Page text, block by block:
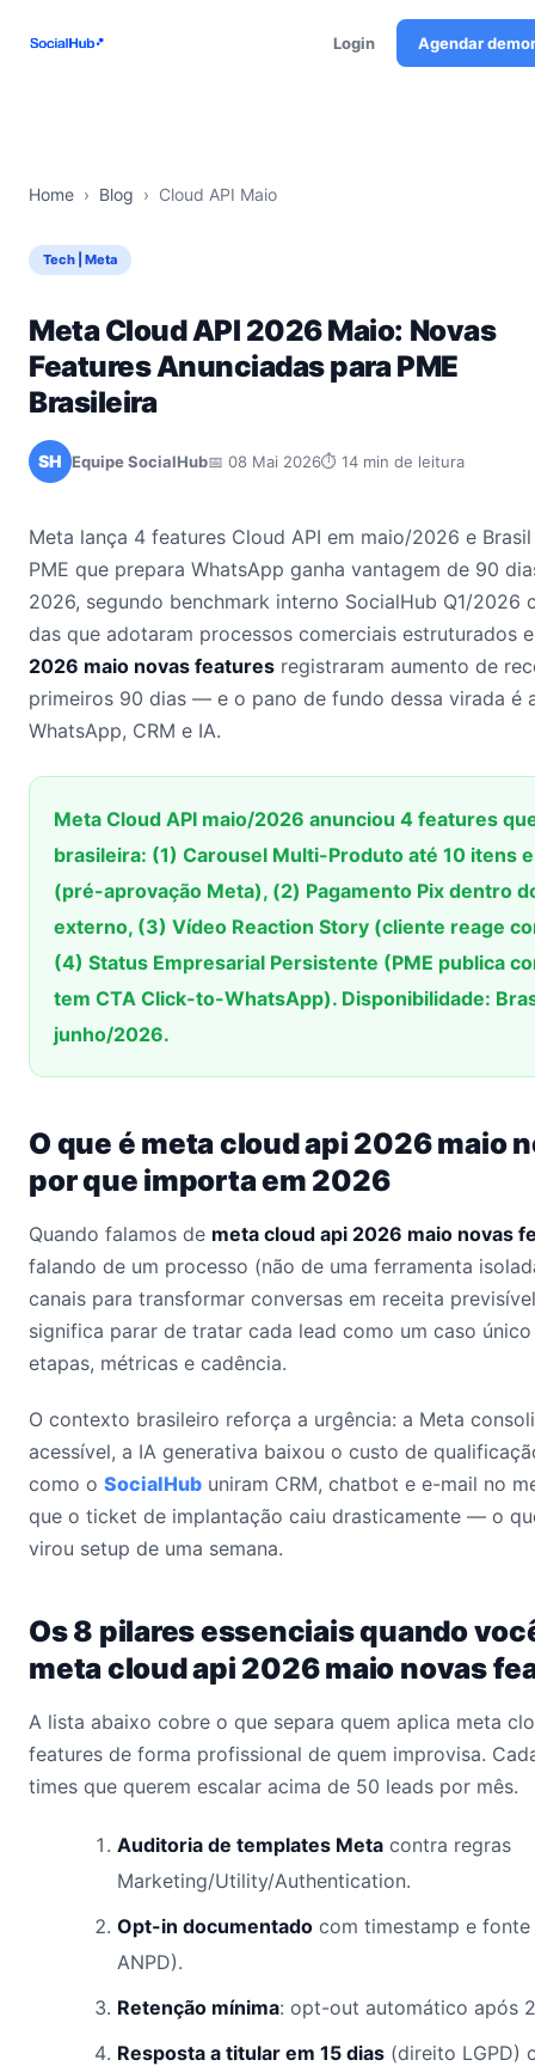
Login Agendar
Home › Blog › Cloud API Maio
Tech | Meta
Meta Cloud API 2026 Maio: Novas
Features Anunciadas para PME
Brasileira
SH Equipe SocialHub📅 08 Mai 2026⏱ 14 min de leitura
Meta lança 4 features Cloud API em maio/2026 e
PME que prepara WhatsApp ganha vantagem de 90
2026, segundo benchmark interno SocialHub Q1/2026
das que adotaram processos comerciais estruturados
2026 maio novas features registraram aumento de
primeiros 90 dias — e o pano de fundo dessa virada é
WhatsApp, CRM e IA.
Meta Cloud API maio/2026 anunciou 4 features
brasileira: (1) Carousel Multi-Produto até 10 itens
(pré-aprovação Meta), (2) Pagamento Pix dentro
externo, (3) Vídeo Reaction Story (cliente reage
(4) Status Empresarial Persistente (PME publica
tem CTA Click-to-WhatsApp). Disponibilidade:
junho/2026.
O que é meta cloud api 2026 maio
por que importa em 2026
Quando falamos de meta cloud api 2026 maio novas
falando de um processo (não de uma ferramenta
canais para transformar conversas em receita
significa parar de tratar cada lead como um caso
etapas, métricas e cadência.
O contexto brasileiro reforça a urgência: a Meta
acessível, a IA generativa baixou o custo de
como o SocialHub uniram CRM, chatbot e e-mail no
que o ticket de implantação caiu drasticamente — o
virou setup de uma semana.
Os 8 pilares essenciais quando
meta cloud api 2026 maio novas
A lista abaixo cobre o que separa quem aplica meta
features de forma profissional de quem improvisa.
times que querem escalar acima de 50 leads por mês.
Auditoria de templates Meta contra regras
Marketing/Utility/Authentication.
Opt-in documentado com timestamp e
ANPD).
Retenção mínima: opt-out automático após
Resposta a titular em 15 dias (direito LGPD)